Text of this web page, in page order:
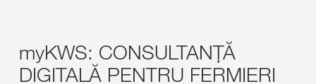
myKWS: CONSULTANȚĂ
DIGITALĂ PENTRU FERMIERI